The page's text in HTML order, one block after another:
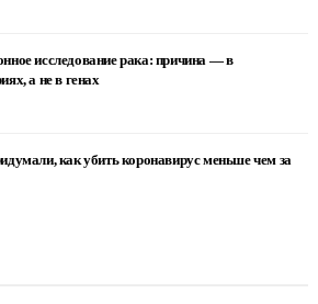
исследование рака: причина — в
а не в генах
как убить коронавирус меньше чем за